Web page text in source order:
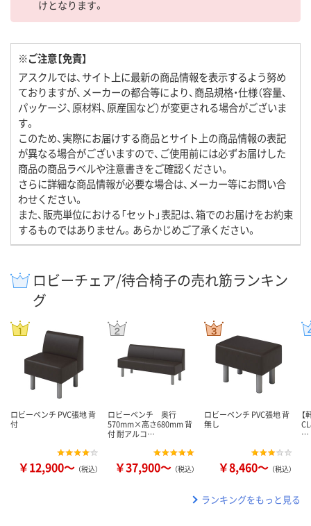
けとなります。
※ご注意【免責】
アスクルでは、サイト上に最新の商品情報を表示するよう努め
ておりますが、メーカーの都合等により、商品規格・仕様（容量、
パッケージ、原材料、原産国など）が変更される場合がございま
す。
このため、実際にお届けする商品とサイト上の商品情報の表記
が異なる場合がございますので、ご使用前には必ずお届けした
商品の商品ラベルや注意書きをご確認ください。
さらに詳細な商品情報が必要な場合は、メーカー等にお問い合
わせください。
また、販売単位における「セット」表記は、箱でのお届けをお約束
するものではありません。あらかじめご了承ください。
ロビーチェア/待合椅子の売れ筋ランキン
グ
ロビーベンチ PVC張地 背
付
￥12,900～ （税込）
ロビーベンチ 奥行
570mm×高さ680mm 背
付 耐アルコ…
￥37,900～ （税込）
ロビーベンチ PVC張地 背
無し
￥8,460～ （税込）
【
…
ランキングをもっと見る